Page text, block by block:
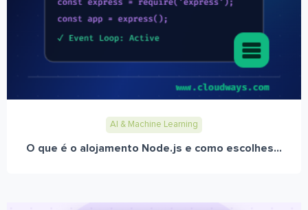
AI & Machine Learning
O que é o alojamento Node.js e como escolhes...